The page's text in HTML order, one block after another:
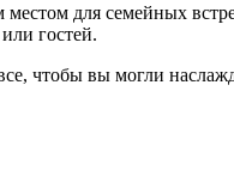
для семейных
гостей.
чтобы вы могли